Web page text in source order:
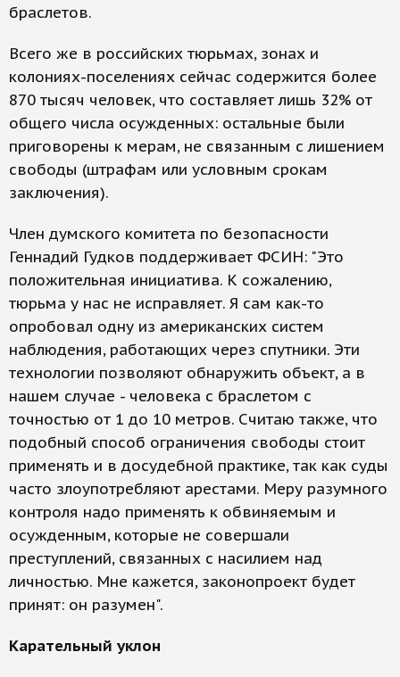
браслетов.
Всего же в российских тюрьмах, зонах и
колониях-поселениях сейчас содержится более
870 тысяч человек, что составляет лишь 32% от
общего числа осужденных: остальные были
приговорены к мерам, не связанным с лишением
свободы (штрафам или условным срокам
заключения).
Член думского комитета по безопасности
Геннадий Гудков поддерживает ФСИН: "Это
положительная инициатива. К сожалению,
тюрьма у нас не исправляет. Я сам как-то
опробовал одну из американских систем
наблюдения, работающих через спутники. Эти
технологии позволяют обнаружить объект, а в
нашем случае - человека с браслетом с
точностью от 1 до 10 метров. Считаю также, что
подобный способ ограничения свободы стоит
применять и в досудебной практике, так как суды
часто злоупотребляют арестами. Меру разумного
контроля надо применять к обвиняемым и
осужденным, которые не совершали
преступлений, связанных с насилием над
личностью. Мне кажется, законопроект будет
принят: он разумен".
Карательный уклон